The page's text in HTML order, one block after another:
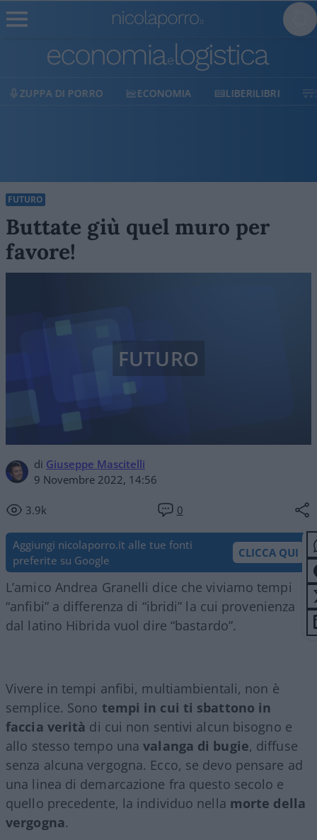
ECONOMIA LIBERILIBRI SHOP SOSTIENICI
FUTURO
Buttate giù quel muro per
favore!
di Giuseppe Mascitelli
9 Novembre 2022, 14:56
3.9k 0
FUTURO
Aggiungi nicolaporro.it alle tue fonti
preferite su Google
CLICCA QUI
L’amico Andrea Granelli dice che viviamo tempi
“anfibi” a differenza di “ibridi” la cui provenienza
dal latino Hibrida vuol dire “bastardo”.
Vivere in tempi anfibi, multiambientali, non è
semplice. Sono tempi in cui ti sbattono in
faccia verità di cui non sentivi alcun bisogno e
allo stesso tempo unavalanga di bugie, diffuse
senza alcuna vergogna. Ecco, se devo pensare ad
una linea di demarcazione fra questo secolo e
quello precedente, la individuo nella morte della
vergogna.